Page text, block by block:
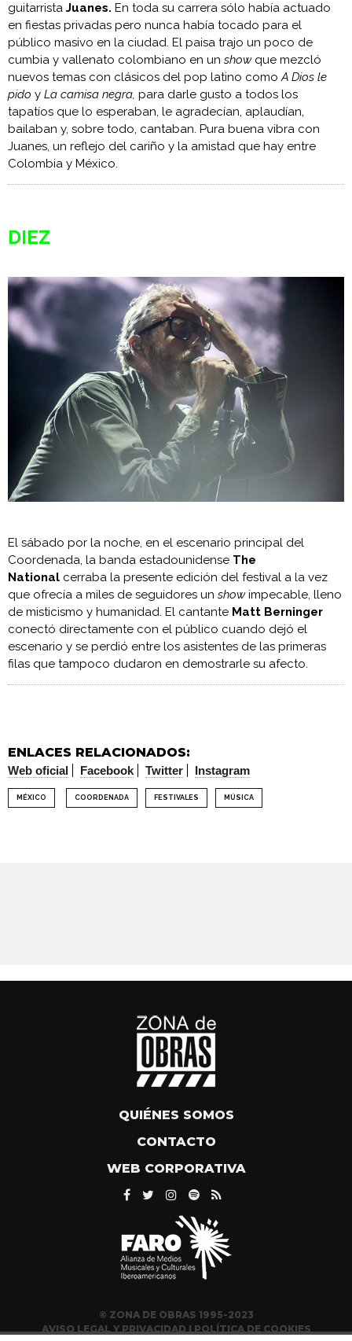
guitarrista Juanes. En toda su carrera sólo había actuado
en fiestas privadas pero nunca había tocado para el
público masivo en la ciudad. El paisa trajo un poco de
cumbia y vallenato colombiano en un showque mezcló
nuevos temas con clásicos del pop latino comoA Dios le
pido y La camisa negra, para darle gusto a todos los
tapatíos que lo esperaban, le agradecían, aplaudían,
bailaban y, sobre todo, cantaban. Pura buena vibra con
Juanes, un reflejo del cariño y la amistad que hay entre
Colombia y México.
DIEZ
El sábado por la noche, en el escenario principal del
Coordenada, la banda estadounidense The
National cerraba la presente edición del festival a la vez
que ofrecía a miles de seguidores un showimpecable, lleno
de misticismo y humanidad. El cantante Matt Berninger
conectó directamente con el público cuando dejó el
escenario y se perdió entre los asistentes de las primeras
filas que tampoco dudaron en demostrarle su afecto.
ENLACES RELACIONADOS:
Web oficial Facebook Twitter Instagram
MÉXICO COORDENADA FESTIVALES MÚSICA
QUIÉNES SOMOS
CONTACTO
WEB CORPORATIVA
© ZONA DE OBRAS 1995-2023
AVISO LEGAL Y PRIVACIDAD|POLÍTICA DE COOKIES